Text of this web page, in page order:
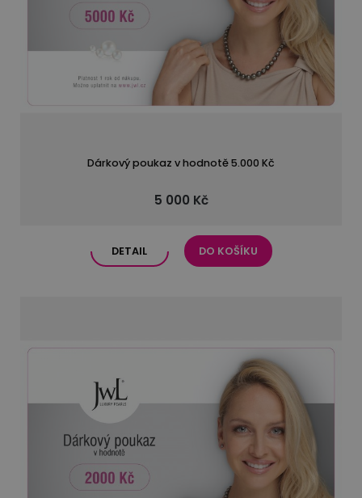
Dárkový poukaz v hodnotě 5.000 Kč
5 000 Kč
DETAIL DO KOŠÍKU